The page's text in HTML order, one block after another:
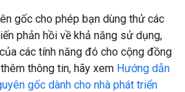
gốc cho phép bạn dùng thử các
phản hồi về khả năng sử dụng,
các tính năng đó cho cộng đồng
thông tin, hãy xem Hướng dẫn
gốc dành cho nhà phát triển